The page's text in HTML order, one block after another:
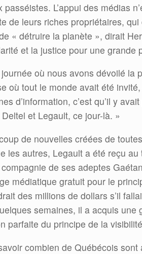
L’appui des médias
de leurs riches propriétaires, qui
« détruire la planète », dirait
et la justice pour une grande
où nous avons dévoilé la
où tout le monde avait été
d’information, c’est qu’il y
et Legault, ce jour-là. »
de nouvelles créées de
les autres, Legault a été reçu
de ses adeptes
médiatique gratuit pour le
des millions de dollars s’il
semaines, il a acquis une
parfaite du principe de la
combien de Québécois sont